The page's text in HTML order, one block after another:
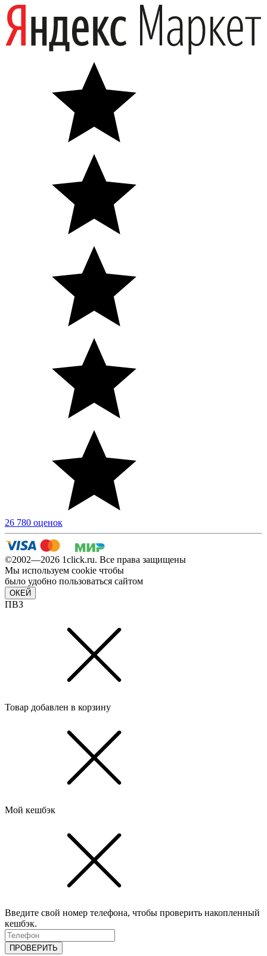
26 780 оценок
©2002—2026 1сlick.ru. Все права защищены
Мы используем cookie чтобы
было удобно пользоваться сайтом
ОКЕЙ
ПВЗ
Товар добавлен в корзину
Мой кешбэк
Введите свой номер телефона, чтобы проверить накопленный
кешбэк.
ПРОВЕРИТЬ